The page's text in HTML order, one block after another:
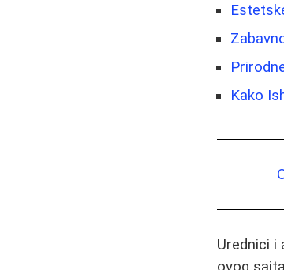
Kako
Urednici i